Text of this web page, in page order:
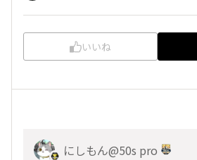
いいね
にしもん@50s pro